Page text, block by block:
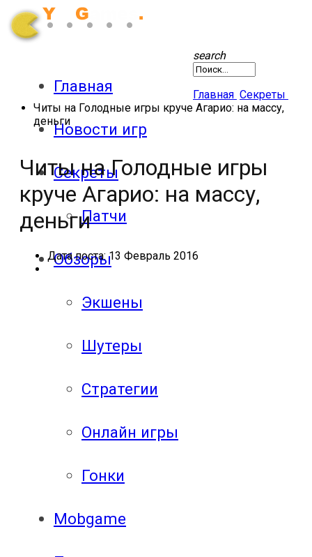
Главная
Новости игр
Секреты
Патчи
Обзоры
Экшены
Шутеры
Стратегии
Онлайн игры
Гонки
Mobgame
search
Главная Секреты
Читы на Голодные игры круче Агарио: на массу,
деньги
Читы на Голодные игры
круче Агарио: на массу,
деньги
Дата поста: 13 Февраль 2016